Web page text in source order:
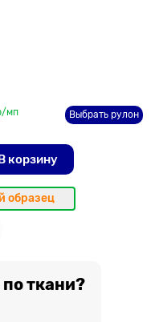
мп Выбрать рулон
корзину
образец
ткани?